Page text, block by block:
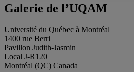
Galerie de l’UQAM
Université du Québec à Montréal
1400 rue Berri
Pavillon Judith-Jasmin
Local J-R120
Montréal (QC) Canada